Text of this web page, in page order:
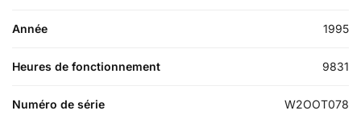
Année 1995
Heures de fonctionnement 9831
Numéro de série W2OOT078